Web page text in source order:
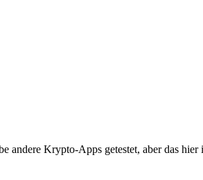
andere Krypto-Apps getestet, aber das